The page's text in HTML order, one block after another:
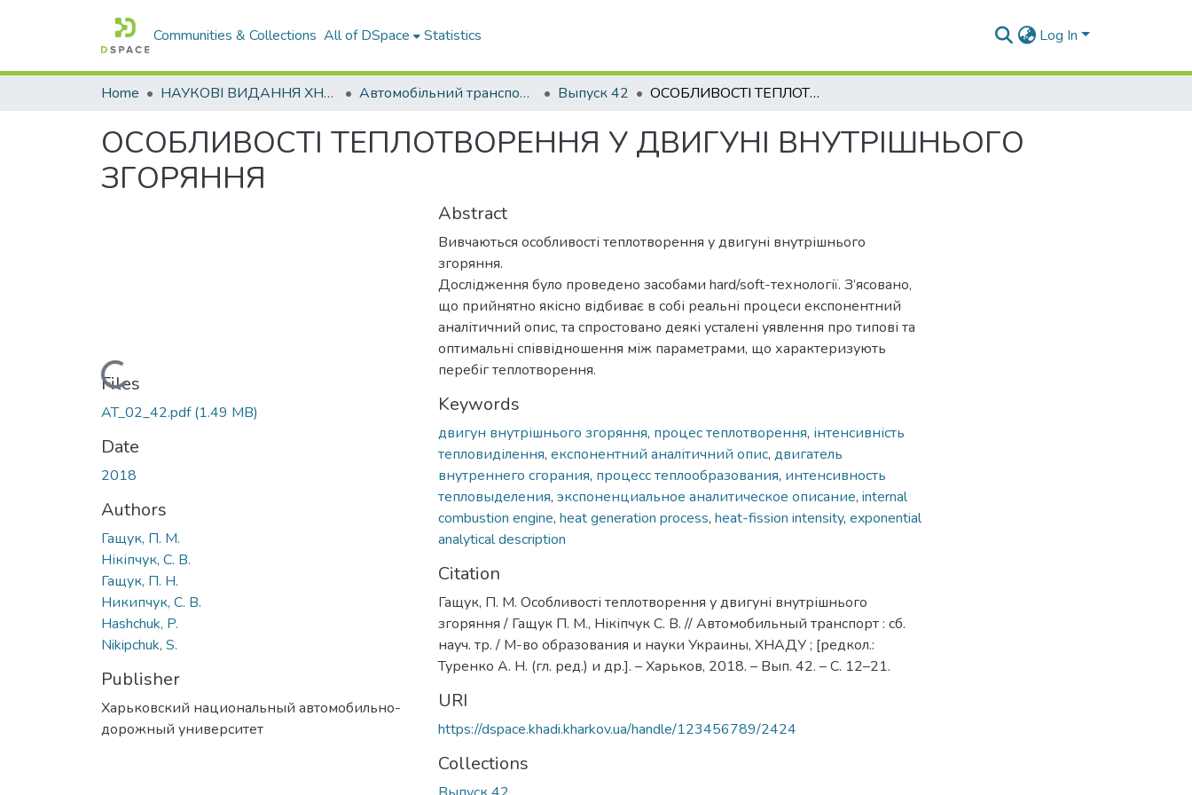
Communities & Collections All of DSpace Statistics Log In
Home НАУКОВІ ВИДАННЯ ХНАДУ Автомобільний транспорт / Автомобильный транспорт Выпуск 42 ОСОБЛИВОСТІ ТЕПЛОТВОРЕННЯ У ДВИГУНІ ВНУТРІШНЬОГО ЗГОРЯННЯ
ОСОБЛИВОСТІ ТЕПЛОТВОРЕННЯ У ДВИГУНІ ВНУТРІШНЬОГО
ЗГОРЯННЯ
Loading...
Files
AT_02_42.pdf(1.49 MB)
Date
2018
Authors
Гащук, П. М.
Нікіпчук, С. В.
Гащук, П. Н.
Никипчук, С. В.
Hashchuk, P.
Nikipchuk, S.
Publisher
Харьковский национальный автомобильно-
дорожный университет
Abstract
Вивчаються особливості теплотворення у двигуні внутрішнього
згоряння.
Дослідження було проведено засобами hard/soft-технології. З’ясовано,
що прийнятно якісно відбиває в собі реальні процеси експонентний
аналітичний опис, та спростовано деякі усталені уявлення про типові та
оптимальні співвідношення між параметрами, що характеризують
перебіг теплотворення.
Keywords
двигун внутрішнього згоряння, процес теплотворення, інтенсивність
тепловиділення, експонентний аналітичний опис, двигатель
внутреннего сгорания, процесс теплообразования, интенсивность
тепловыделения, экспоненциальное аналитическое описание, internal
combustion engine, heat generation process, heat-fission intensity, exponential
analytical description
Citation
Гащук, П. М. Особливості теплотворення у двигуні внутрішнього
згоряння / Гащук П. М., Нікіпчук С. В. // Автомобильный транспорт : сб.
науч. тр. / М-во образования и науки Украины, ХНАДУ ; [редкол.:
Туренко А. Н. (гл. ред.) и др.]. – Харьков, 2018. – Вып. 42. – С. 12–21.
URI
https://dspace.khadi.kharkov.ua/handle/123456789/2424
Collections